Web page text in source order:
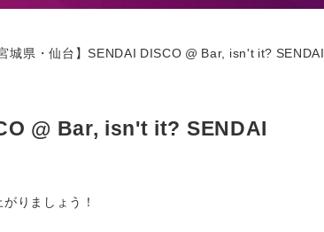
宮城県・仙台】SENDAI DISCO @ Bar, isn't it? SENDAI
@ Bar, isn't it? SENDAI
りましょう！